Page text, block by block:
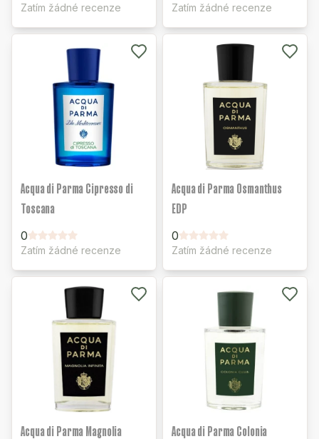
Zatím žádné recenze Zatím žádné recenze
Acqua di Parma Cipresso di
Toscana
0
Zatím žádné recenze
Acqua di Parma Osmanthus
EDP
0
Zatím žádné recenze
Acqua di Parma Magnolia Acqua di Parma Colonia